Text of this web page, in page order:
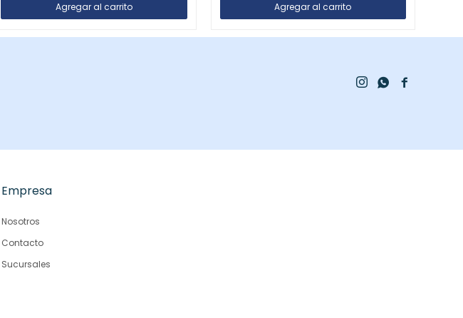

 
Empresa
Nosotros
Contacto
Sucursales